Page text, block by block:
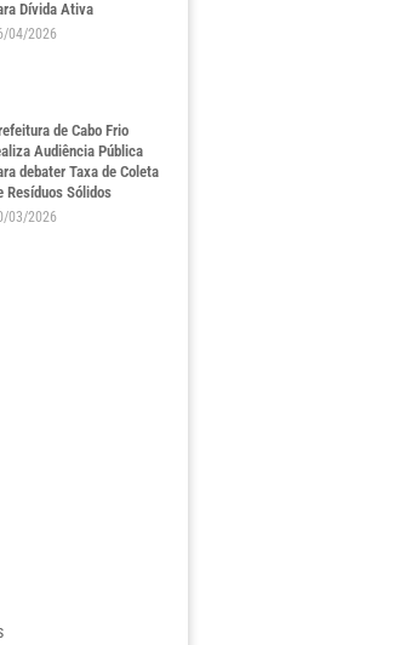
Dívida Ativa
04/2026
de Cabo Frio
Audiência Pública
debater Taxa de Coleta
Resíduos Sólidos
03/2026